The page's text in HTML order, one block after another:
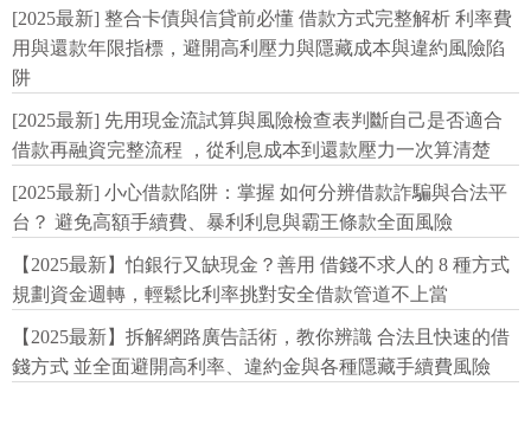
[2025最新] 整合卡債與信貸前必懂 借款方式完整解析 利率費
用與還款年限指標，避開高利壓力與隱藏成本與違約風險陷
阱
[2025最新] 先用現金流試算與風險檢查表判斷自己是否適合
借款再融資完整流程 ，從利息成本到還款壓力一次算清楚
[2025最新] 小心借款陷阱：掌握 如何分辨借款詐騙與合法平
台？ 避免高額手續費、暴利利息與霸王條款全面風險
【2025最新】怕銀行又缺現金？善用 借錢不求人的 8 種方式
規劃資金週轉，輕鬆比利率挑對安全借款管道不上當
【2025最新】拆解網路廣告話術，教你辨識 合法且快速的借
錢方式 並全面避開高利率、違約金與各種隱藏手續費風險